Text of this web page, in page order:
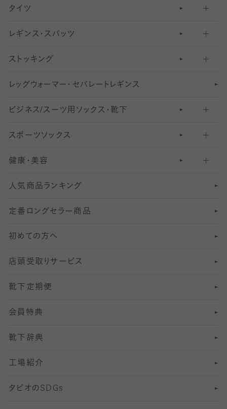
無地・プレーンソックス・靴下
柄ソックス・靴下
スニーカー（くるぶし）用ソックス
アンクル・ショートソックス（くるぶし上）
クルーソックス（ふくらはぎ下）
ハイソックス
オーバーニー・ニーハイソックス
フットカバー・カバーソックス（ふつう）
フットカバー・カバーソックス（浅め）
タイツ
30デニール以下のタイツ（薄手タイツ）
31〜40デニールタイツ
41〜60デニールタイツ
61〜80デニールタイツ
81 〜110デニールタイツ
111〜210デニールタイツ
211デニールタイツ以上（防寒・厚手タイツ）
レギンス・スパッツ
柄レギンス
無地レギンス
レギンスパンツ（レギパン）
マタニティレギンス
5 分丈
6 分丈レギンス
7 分丈 レギンス
8 分丈 レギンス
10分丈 レギンス
12分丈レギンス
13分丈レギンス
ストッキング
伝線しにくいストッキング
ショートストッキング
結婚式用ストッキング
美脚ストッキング
オールスルーストッキング
レッ グ ウォー マー ・ セパレー ト レ ギンス
ビジネス/スーツ用 ソックス・靴下
匠シリーズ
フレッシャーズ向けソックス・靴下
冠婚葬祭向けソックス・靴下
スーツカジュアルソックス・靴下
ロングホーズ
スポーツソックス
ランニングソックス・靴下
ゴルフソックス・靴下
サッカー・フットサル用ソックス
ヨガソックス・靴下
スポーツ用レッグウォーマー
SSサイズ（21～23cm）
Sサイズ（22～25cm）
Mサイズ（25～27cm）
Lサイズ（27～29cm）
健康・美容
インナーソックス
加圧・着圧ソックス
冷えとり靴下
着圧・加圧タイツ
むくみ対策
足の疲れ対策
足の臭い対策
冷え対策
靴ずれ対策
人気商品ランキング
定番ロングセラー商品
初めての方へ
店頭受取りサービス
靴下定期便
会員特典
靴下辞典
工場紹介
タビオのSDGs